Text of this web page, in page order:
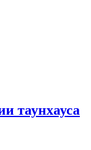
таунхауса